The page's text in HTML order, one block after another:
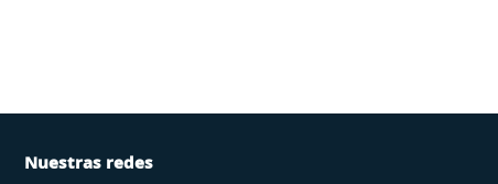
Nuestras redes